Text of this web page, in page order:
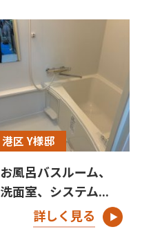
港区 Y様邸
お風呂バスルーム、
洗面室、システム...
詳しく見る